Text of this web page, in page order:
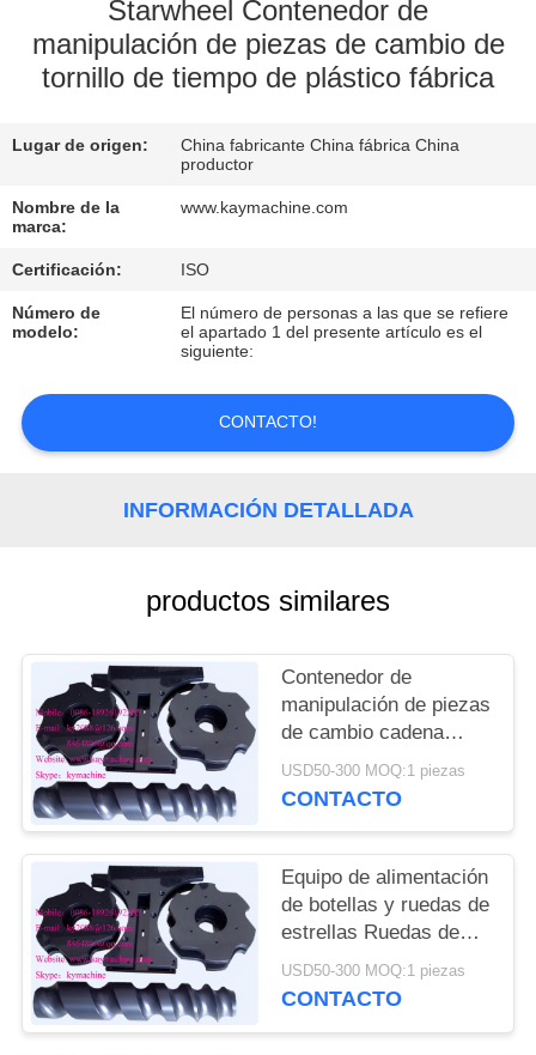
CONTROL
DE
CONTACTO
NOTICIAS
UNA
COTIZACIÓN
PRIVACY
POLICY
Starwheel Contenedor de
manipulación de piezas de cambio de
tornillo de tiempo de plástico fábrica
Lugar de origen:
China fabricante China fábrica China
productor
Nombre de la
marca:
www.kaymachine.com
Certificación: ISO
Número de
modelo:
El número de personas a las que se refiere
el apartado 1 del presente artículo es el
siguiente:
CONTACTO!
INFORMACIÓN DETALLADA
productos similares
Contenedor de
manipulación de piezas
de cambio cadena
transportadora para
cerveza línea de
alimentación China
fabricante
USD50-300 MOQ:1 piezas
CONTACTO
Equipo de alimentación
de botellas y ruedas de
estrellas Ruedas de
estrellas de plástico y
engranajes de plástico
USD50-300 MOQ:1 piezas
CONTACTO